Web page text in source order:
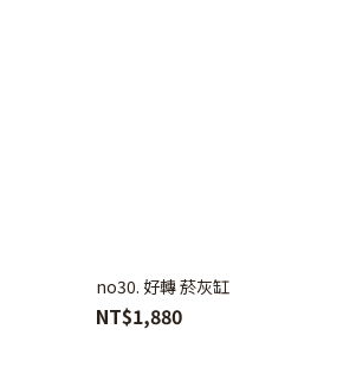
no30. 好轉 菸灰缸
NT$1,880